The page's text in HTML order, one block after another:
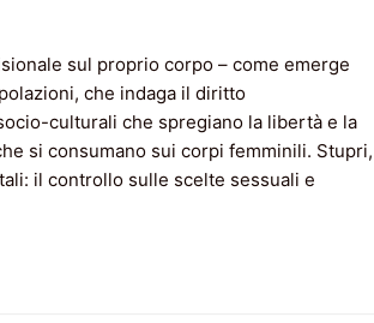
sul proprio corpo – come emerge
che indaga il diritto
culturali che spregiano la libertà e la
si consumano sui corpi femminili. Stupri,
il controllo sulle scelte sessuali e